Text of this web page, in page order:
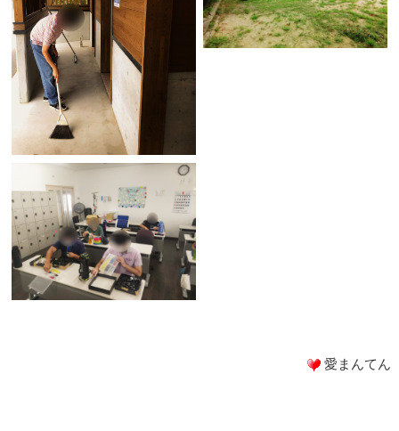
愛まんてん